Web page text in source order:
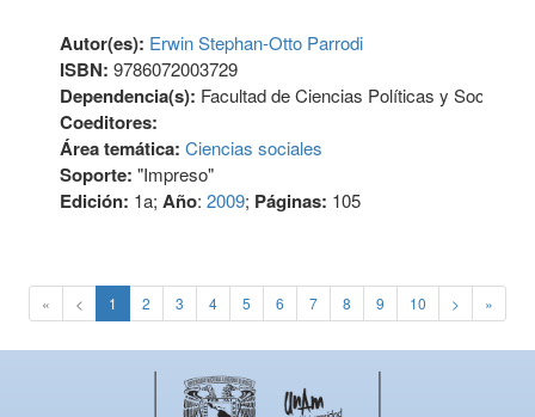
Autor(es): Erwin Stephan-Otto Parrodi
ISBN:9786072003729
Dependencia(s): Facultad de Ciencias Políticas y Sociales
Coeditores:
Área temática: Ciencias sociales
Soporte: "Impreso"
Edición: 1a;Año:2009; Páginas: 105
« < 1 2 3 4 5 6 7 8 9 10 > »